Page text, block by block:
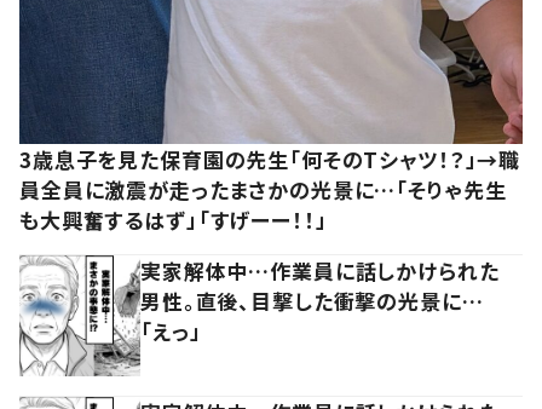
3歳息子を見た保育園の先生「何そのTシャツ！？」→職
員全員に激震が走ったまさかの光景に…「そりゃ先生
も大興奮するはず」「すげーー！！」
実家解体中…作業員に話しかけられた
男性。直後、目撃した衝撃の光景に…
「えっ」